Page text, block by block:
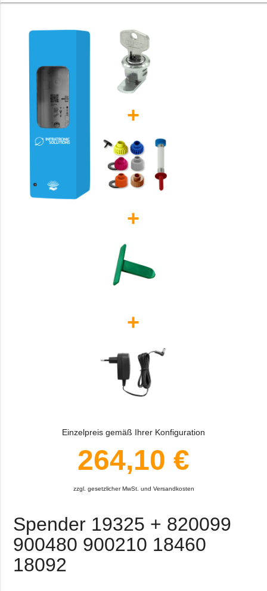
+
+
+
Einzelpreis gemäß Ihrer Konfiguration
264,10 €
zzgl. gesetzlicher MwSt. und Versandkosten
Spender 19325 + 820099
900480 900210 18460
18092